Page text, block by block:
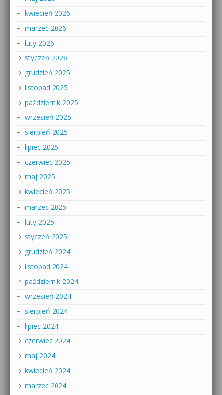
kwiecień 2026
marzec 2026
luty 2026
styczeń 2026
grudzień 2025
listopad 2025
październik 2025
wrzesień 2025
sierpień 2025
lipiec 2025
czerwiec 2025
maj 2025
kwiecień 2025
marzec 2025
luty 2025
styczeń 2025
grudzień 2024
listopad 2024
październik 2024
wrzesień 2024
sierpień 2024
lipiec 2024
czerwiec 2024
maj 2024
kwiecień 2024
marzec 2024